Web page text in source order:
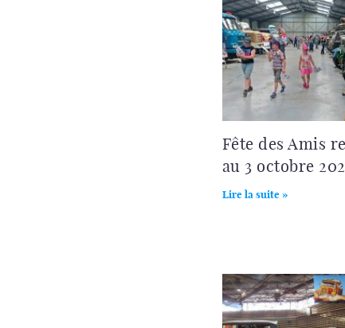
Fête des Amis
au 3 octobre
Lire la suite »